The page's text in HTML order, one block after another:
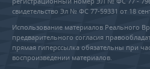
свидетельство Эл № ФС 77-59331 от 18
Использование материалов Реального
предварительного согласия
прямая гиперссылка обязательны при
воспроизведении материалов.